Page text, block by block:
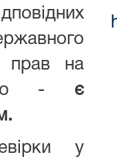
прав на
- є
у